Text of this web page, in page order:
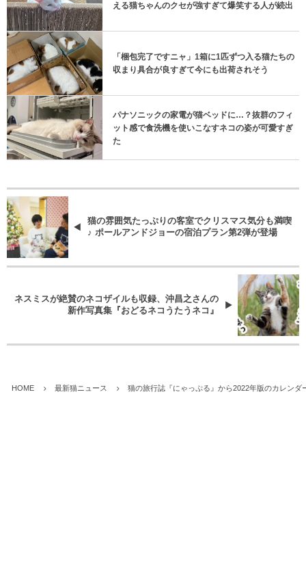
える猫ちゃんのクセが強すぎて爆笑する人が続出
「梱包完了ですニャ」1箱に1匹ずつ入る猫たちの
収まり具合が良すぎて今にも出荷されそう
パナソニックの家電が猫ベッドに…？抜群のフィ
ット感で食洗機を使いこなすネコの姿が可愛すぎ
た
猫の雰囲気たっぷりの客室でクリスマス気分も満喫
♪ ポールアンドジョーの宿泊プラン第2弾が登場
ネスミスが絶賛のネコザイルも収録、沖昌之さんの
新作写真集​​『おどるネコうたうネコ』
HOME 最新猫ニュース 猫の旅行誌『にゃっぷる』から2022年版のカレン